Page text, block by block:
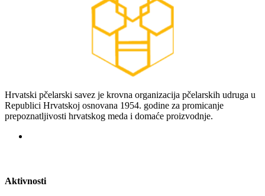
Hrvatski pčelarski savez je krovna organizacija pčelarskih udruga u
Republici Hrvatskoj osnovana 1954. godine za promicanje
prepoznatljivosti hrvatskog meda i domaće proizvodnje.
Aktivnosti